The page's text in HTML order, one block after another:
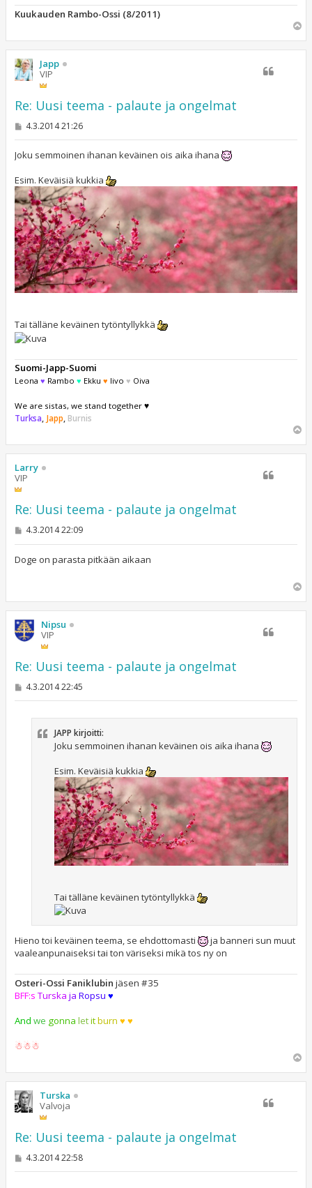
Kuukauden Rambo-Ossi (8/2011)
ö
Japp
VIP
Re: Uusi teema - palaute ja ongelmat
V
s
4.3.2014 21:26
Joku semmoinen ihanan keväinen ois aika ihana
Esim. Keväisiä kukkia
Tai tälläne keväinen tytöntyllykkä
Suomi-Japp-Suomi
Leona ♥ Rambo ♥ Ekku ♥ Iivo ♥ Oiva
We are sistas, we stand together ♥
Turksa, Japp, Burnis
ö
Larry
VIP
Re: Uusi teema - palaute ja ongelmat
V
e
s
4.3.2014 22:09
Doge on parasta pitkään aikaan
ö
Nipsu
VIP
Re: Uusi teema - palaute ja ongelmat
V4.3.2014 22:45
JAPP kirjoitti:
Joku semmoinen ihanan keväinen ois aika ihana
Esim. Keväisiä kukkia
Tai tälläne keväinen tytöntyllykkä
Hieno toi keväinen teema, se ehdottomasti
ja banneri sun muut
vaaleanpunaiseksi tai ton väriseksi mikä tos ny on
Osteri-Ossi Faniklubin jäsen #35
BFF:s Turska ja Ropsu ♥
And we gonna letitburn ♥ ♥
☃☃☃
ö
Turska
Valvoja
Re: Uusi teema - palaute ja ongelmat
V4.3.2014 22:58